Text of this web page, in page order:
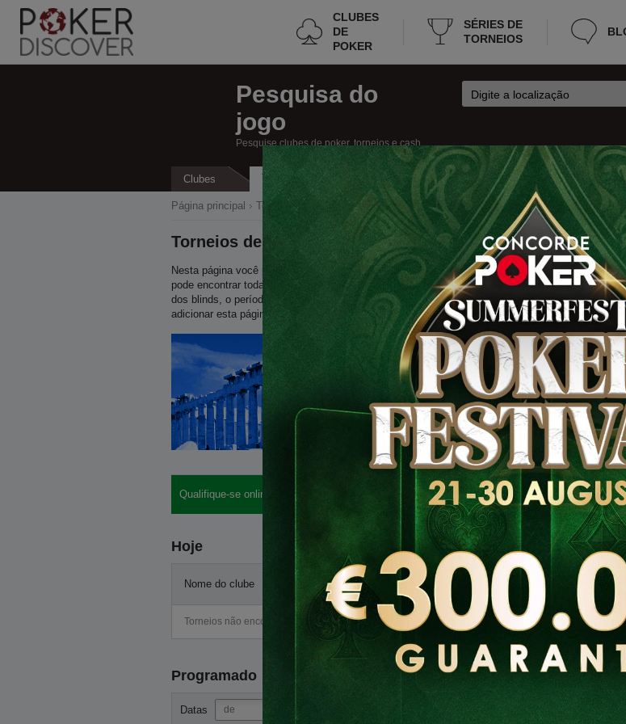
CLUBES
DE
POKER
SÉRIES DE
TORNEIOS
Pesquisa do
jogo
Pesquise clubes de poker, torneios e cash
Clubes Torneios
Página principal Todos os clubes de poker Dinamarca Aalborg Torneios
Torneios de poker em Aalborg
Nesta página você pode encontrar todos os torneios de poker em Aalborg, que será realizada
pode encontrar todas as informações necessárias sobre torneios, por exemplo: horário, local,
dos blinds, o período de registro tardio e muito mais. Agora você não precisa gastar muito
adicionar esta página aos seus favoritos.
Qualifique-se online: buy-ins, hotéis, logística
Hoje
Nome do clube Start
Registração
tardia
Evento
Torneios não encontrados
Programado
Datas